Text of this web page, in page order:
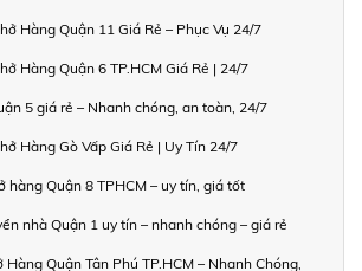
Hàng Quận 11 Giá Rẻ – Phục Vụ 24/7
Hàng Quận 6 TP.HCM Giá Rẻ | 24/7
5 giá rẻ – Nhanh chóng, an toàn, 24/7
Hàng Gò Vấp Giá Rẻ | Uy Tín 24/7
hàng Quận 8 TPHCM – uy tín, giá tốt
nhà Quận 1 uy tín – nhanh chóng – giá rẻ
Hàng Quận Tân Phú TP.HCM – Nhanh Chóng,